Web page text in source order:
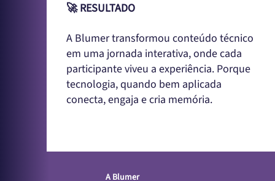
🚀 RESULTADO
A Blumer transformou conteúdo técnico
em uma jornada interativa, onde cada
participante viveu a experiência. Porque
tecnologia, quando bem aplicada
conecta, engaja e cria memória.
A Blumer